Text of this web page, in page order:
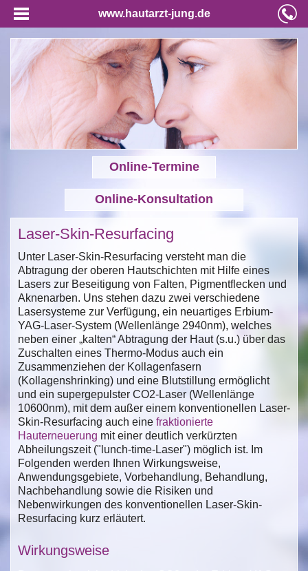
www.hautarzt-jung.de
Online-Termine
Online-Konsultation
Laser-Skin-Resurfacing
Unter Laser-Skin-Resurfacing versteht man die
Abtragung der oberen Hautschichten mit Hilfe eines
Lasers zur Beseitigung von Falten, Pigmentflecken und
Aknenarben. Uns stehen dazu zwei verschiedene
Lasersysteme zur Verfügung, ein neuartiges Erbium-
YAG-Laser-System (Wellenlänge 2940nm), welches
neben einer „kalten“ Abtragung der Haut (s.u.) über das
Zuschalten eines Thermo-Modus auch ein
Zusammenziehen der Kollagenfasern
(Kollagenshrinking) und eine Blutstillung ermöglicht
und ein supergepulster CO2-Laser (Wellenlänge
10600nm), mit dem außer einem konventionellen Laser-
Skin-Resurfacing auch eine fraktionierte
Hauterneuerung mit einer deutlich verkürzten
Abheilungszeit ("lunch-time-Laser") möglich ist. Im
Folgenden werden Ihnen Wirkungsweise,
Anwendungsgebiete, Vorbehandlung, Behandlung,
Nachbehandlung sowie die Risiken und
Nebenwirkungen des konventionellen Laser-Skin-
Resurfacing kurz erläutert.
Wirkungsweise